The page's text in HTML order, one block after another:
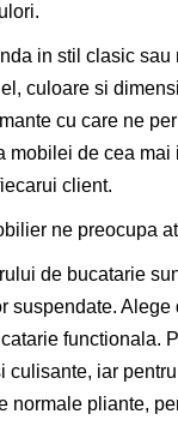
in stil clasic sau
culoare si
cu care ne
mobilei de cea mai
client.
ne preocupa
de bucatarie
suspendate.
functionala.
culisante, iar
normale pliante,